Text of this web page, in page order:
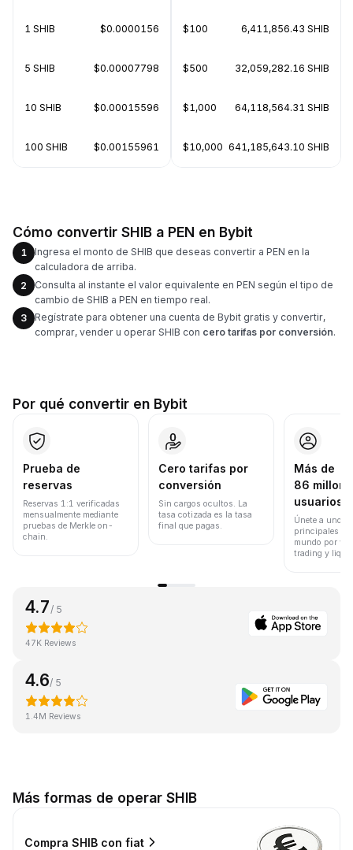
1 SHIB $0.0000156
5 SHIB $0.00007798
10 SHIB $0.00015596
100 SHIB $0.00155961
$100 6,411,856.43 SHIB
$500 32,059,282.16 SHIB
$1,000 64,118,564.31 SHIB
$10,000 641,185,643.10 SHIB
Cómo convertir SHIB a PEN en Bybit
1
Ingresa el monto de SHIB que deseas convertir a PEN en la
calculadora de arriba.
2
Consulta al instante el valor equivalente en PEN según el tipo de
cambio de SHIB a PEN en tiempo real.
3
Regístrate para obtener una cuenta de Bybit gratis y convertir,
comprar, vender u operar SHIB con cero tarifas por conversión.
Por qué convertir en Bybit
Prueba de
reservas
Reservas 1:1 verificadas
mensualmente mediante
pruebas de Merkle on-
chain.
Cero tarifas por
conversión
Sin cargos ocultos. La
tasa cotizada es la tasa
final que pagas.
Más de
86
usuarios
Únete a uno
principales
mundo por
trading y
4.7/ 5
47K Reviews
4.6/ 5
1.4M Reviews
Más formas de operar SHIB
Compra SHIB con fiat